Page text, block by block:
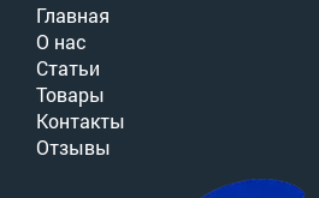
Главная
О нас
Статьи
Товары
Контакты
Отзывы